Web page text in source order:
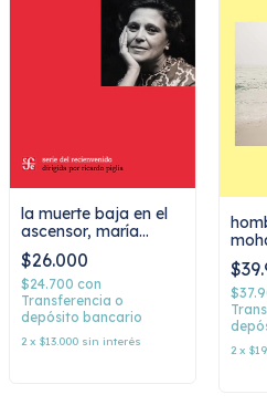
la muerte baja en el
ascensor, maría
angélica bosco
$26.000
$24.700 con
Transferencia o
depósito bancario
2 x $13.000 sin interés
sarr
2 x